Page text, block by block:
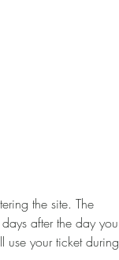
the site. The
after the day you
use your ticket during